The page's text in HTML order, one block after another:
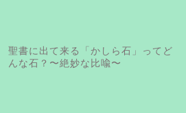
聖書に出て来る「かしら石」ってど
んな石？〜絶妙な比喩〜